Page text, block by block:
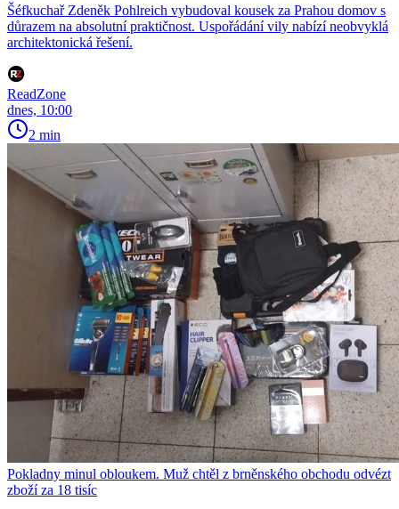
Šéfkuchař Zdeněk Pohlreich vybudoval kousek za Prahou domov s
důrazem na absolutní praktičnost. Uspořádání vily nabízí neobvyklá
architektonická řešení.
ReadZone
dnes, 10:00
2 min
Pokladny minul obloukem. Muž chtěl z brněnského obchodu odvézt
zboží za 18 tisíc